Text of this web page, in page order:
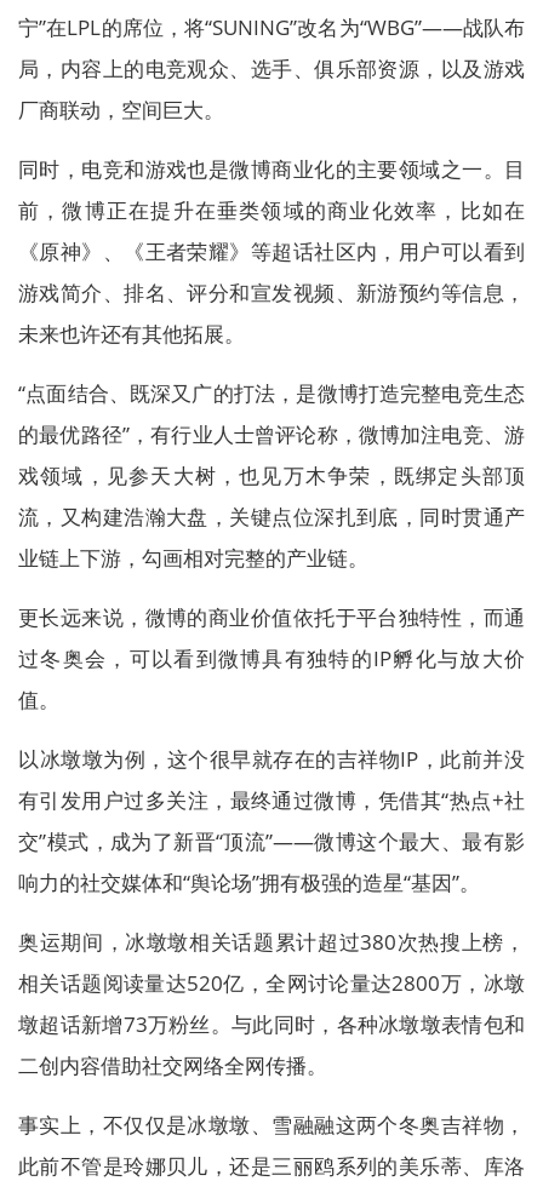
宁”在LPL的席位，将“SUNING”改名为“WBG”——战队布
局，内容上的电竞观众、选手、俱乐部资源，以及游戏
厂商联动，空间巨大。
同时，电竞和游戏也是微博商业化的主要领域之一。目
前，微博正在提升在垂类领域的商业化效率，比如在
《原神》、《王者荣耀》等超话社区内，用户可以看到
游戏简介、排名、评分和宣发视频、新游预约等信息，
未来也许还有其他拓展。
“点面结合、既深又广的打法，是微博打造完整电竞生态
的最优路径”，有行业人士曾评论称，微博加注电竞、游
戏领域，见参天大树，也见万木争荣，既绑定头部顶
流，又构建浩瀚大盘，关键点位深扎到底，同时贯通产
业链上下游，勾画相对完整的产业链。
更长远来说，微博的商业价值依托于平台独特性，而通
过冬奥会，可以看到微博具有独特的IP孵化与放大价
值。
以冰墩墩为例，这个很早就存在的吉祥物IP，此前并没
有引发用户过多关注，最终通过微博，凭借其“热点+社
交”模式，成为了新晋“顶流”——微博这个最大、最有影
响力的社交媒体和“舆论场”拥有极强的造星“基因”。
奥运期间，冰墩墩相关话题累计超过380次热搜上榜，
相关话题阅读量达520亿，全网讨论量达2800万，冰墩
墩超话新增73万粉丝。与此同时，各种冰墩墩表情包和
二创内容借助社交网络全网传播。
事实上，不仅仅是冰墩墩、雪融融这两个冬奥吉祥物，
此前不管是玲娜贝儿，还是三丽鸥系列的美乐蒂、库洛